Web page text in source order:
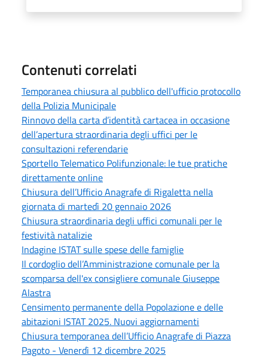
Contenuti correlati
Temporanea chiusura al pubblico dell'ufficio protocollo
della Polizia Municipale
Rinnovo della carta d’identità cartacea in occasione
dell’apertura straordinaria degli uffici per le
consultazioni referendarie
Sportello Telematico Polifunzionale: le tue pratiche
direttamente online
Chiusura dell’Ufficio Anagrafe di Rigaletta nella
giornata di martedì 20 gennaio 2026
Chiusura straordinaria degli uffici comunali per le
festività natalizie
Indagine ISTAT sulle spese delle famiglie
Il cordoglio dell’Amministrazione comunale per la
scomparsa dell'ex consigliere comunale Giuseppe
Alastra
Censimento permanente della Popolazione e delle
abitazioni ISTAT 2025. Nuovi aggiornamenti
Chiusura temporanea dell’Ufficio Anagrafe di Piazza
Pagoto - Venerdì 12 dicembre 2025